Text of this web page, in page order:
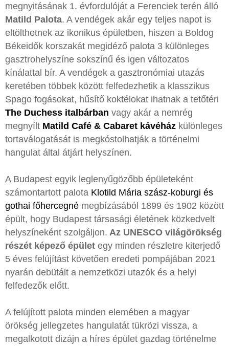
megnyitásának 1. évfordulóját a Ferenciek terén álló
Matild Palota. A vendégek akár egy teljes napot is
eltölthetnek az ikonikus épületben, hiszen a Boldog
Békeidők korszakát megidéző palota 3 különleges
gasztrohelyszíne sokszínű és igen változatos
kínálattal bír. A vendégek a gasztronómiai utazás
keretében többek között felfedezhetik a klasszikus
Spago fogásokat, hűsítő koktélokat ihatnak a tetőtéri
The Duchess italbárban vagy akár a nemrég
megnyílt Matild Café & Cabaret kávéház különleges
tortaválogatását is megkóstolhatják a történelmi
hangulat által átjárt helyszínen.
A Budapest egyik leglenyűgözőbb épületeként
számontartott palota Klotild Mária szász-koburgi és
gothai főhercegné megbízásából 1899 és 1902 között
épült, hogy Budapest társasági életének közkedvelt
helyszíneként szolgáljon. Az UNESCO világörökség
részét képező épület egy minden részletre kiterjedő
5 éves felújítást követően eredeti pompájában 2021
nyarán debütált a nemzetközi utazók és a helyi
felfedezők előtt.
A felújított palota minden elemében a magyar
örökség jellegzetes hangulatát tükrözi vissza, a
megalkotott dizájn a híres épület gazdag történelme